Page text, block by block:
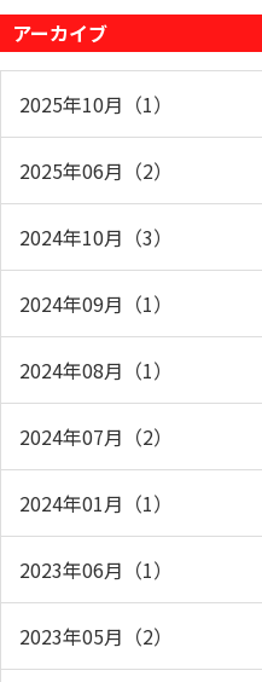
アーカイブ
2025年10月（1）
2025年06月（2）
2024年10月（3）
2024年09月（1）
2024年08月（1）
2024年07月（2）
2024年01月（1）
2023年06月（1）
2023年05月（2）